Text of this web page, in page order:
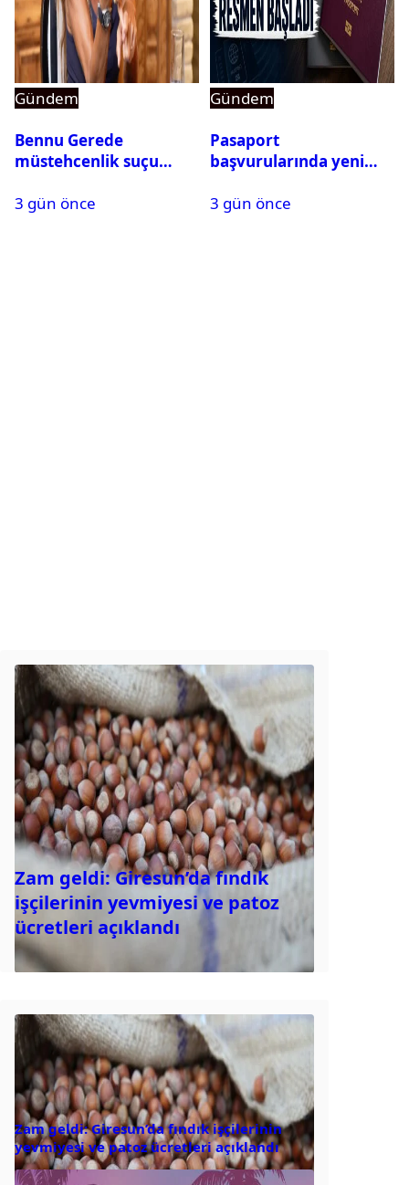
Gündem
Bennu Gerede
müstehcenlik suçu
alındı
3 gün önce
Gündem
Pasaport
başvurularında yeni
3 gün önce
Zam geldi: Giresun’da fındık
işçilerinin yevmiyesi ve patoz
ücretleri açıklandı
Zam geldi: Giresun’da fındık işçilerinin
yevmiyesi ve patoz ücretleri açıklandı